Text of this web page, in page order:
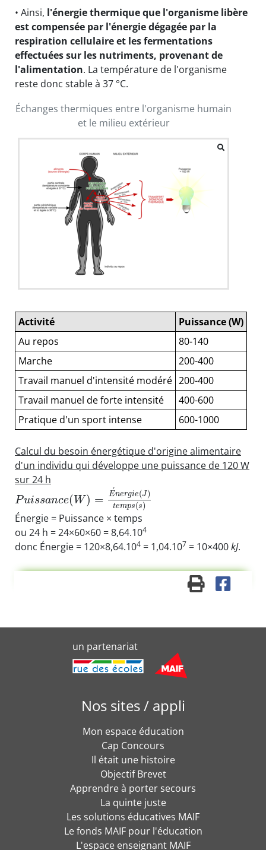
• Ainsi, l'énergie thermique que l'organisme libère
est compensée par l'énergie dégagée par la
respiration cellulaire et les fermentations
effectuées sur les nutriments, provenant de
l'alimentation. La température de l'organisme
reste donc stable à 37 °C.
Échanges thermiques entre l'organisme humain
et le milieu extérieur
Activité
Puissance (W)
Au repos
80-140
Marche
200-400
Travail manuel d'intensité modéré 200-400
Travail manuel de forte intensité
400-600
Pratique d'un sport intense
600-1000
Calcul du besoin énergétique d'origine alimentaire
d'un individu qui développe une puissance de 120 W
sur 24 h
Puissance(W ) = E
´nergie(J)
temps(s)
Énergie = Puissance × temps
ou 24 h = 24×60×60 = 8,64.104
donc Énergie = 120×8,64.104 = 1,04.107 = 10×400kJ.
un partenariat
Nos sites / appli
Mon espace éducation
Cap Concours
Il était une histoire
Objectif Brevet
Apprendre à porter secours
La quinte juste
Les solutions éducatives MAIF
Le fonds MAIF pour l'éducation
L'espace enseignant MAIF